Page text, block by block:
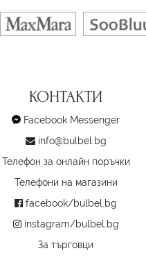
КОНТАКТИ
Facebook Messenger
info@bulbel.bg
Телефон за онлайн поръчки
Телефони на магазини
facebook/bulbel.bg
instagram/bulbel.bg
За търговци